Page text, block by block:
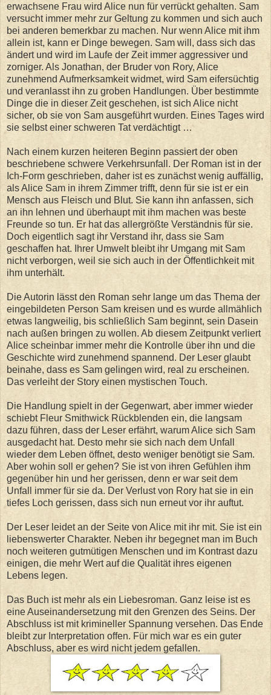
erwachsene Frau wird Alice nun für verrückt gehalten. Sam
versucht immer mehr zur Geltung zu kommen und sich auch
bei anderen bemerkbar zu machen. Nur wenn Alice mit ihm
allein ist, kann er Dinge bewegen. Sam will, dass sich das
ändert und wird im Laufe der Zeit immer aggressiver und
zorniger. Als Jonathan, der Bruder von Rory, Alice
zunehmend Aufmerksamkeit widmet, wird Sam eifersüchtig
und veranlasst ihn zu groben Handlungen. Über bestimmte
Dinge die in dieser Zeit geschehen, ist sich Alice nicht
sicher, ob sie von Sam ausgeführt wurden. Eines Tages wird
sie selbst einer schweren Tat verdächtigt …
Nach einem kurzen heiteren Beginn passiert der oben
beschriebene schwere Verkehrsunfall. Der Roman ist in der
Ich-Form geschrieben, daher ist es zunächst wenig auffällig,
als Alice Sam in ihrem Zimmer trifft, denn für sie ist er ein
Mensch aus Fleisch und Blut. Sie kann ihn anfassen, sich
an ihn lehnen und überhaupt mit ihm machen was beste
Freunde so tun. Er hat das allergrößte Verständnis für sie.
Doch eigentlich sagt ihr Verstand ihr, dass sie Sam
geschaffen hat. Ihrer Umwelt bleibt ihr Umgang mit Sam
nicht verborgen, weil sie sich auch in der Öffentlichkeit mit
ihm unterhält.
Die Autorin lässt den Roman sehr lange um das Thema der
eingebildeten Person Sam kreisen und es wurde allmählich
etwas langweilig, bis schließlich Sam beginnt, sein Dasein
nach außen bringen zu wollen. Ab diesem Zeitpunkt verliert
Alice scheinbar immer mehr die Kontrolle über ihn und die
Geschichte wird zunehmend spannend. Der Leser glaubt
beinahe, dass es Sam gelingen wird, real zu erscheinen.
Das verleiht der Story einen mystischen Touch.
Die Handlung spielt in der Gegenwart, aber immer wieder
schiebt Fleur Smithwick Rückblenden ein, die langsam
dazu führen, dass der Leser erfährt, warum Alice sich Sam
ausgedacht hat. Desto mehr sie sich nach dem Unfall
wieder dem Leben öffnet, desto weniger benötigt sie Sam.
Aber wohin soll er gehen? Sie ist von ihren Gefühlen ihm
gegenüber hin und her gerissen, denn er war seit dem
Unfall immer für sie da. Der Verlust von Rory hat sie in ein
tiefes Loch gerissen, dass sich nun erneut vor ihr auftut.
Der Leser leidet an der Seite von Alice mit ihr mit. Sie ist ein
liebenswerter Charakter. Neben ihr begegnet man im Buch
noch weiteren gutmütigen Menschen und im Kontrast dazu
einigen, die mehr Wert auf die Qualität ihres eigenen
Lebens legen.
Das Buch ist mehr als ein Liebesroman. Ganz leise ist es
eine Auseinandersetzung mit den Grenzen des Seins. Der
Abschluss ist mit krimineller Spannung versehen. Das Ende
bleibt zur Interpretation offen. Für mich war es ein guter
Abschluss, aber es wird nicht jedem gefallen.